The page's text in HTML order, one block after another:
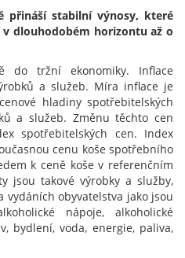
přináší stabilní výnosy, které
dlouhodobém horizontu až o
do tržní ekonomiky. Inflace
a služeb. Míra inflace je
hladiny spotřebitelských
a služeb. Změnu těchto cen
spotřebitelských cen. Index
cenu koše spotřebního
k ceně koše v referenčním
jsou takové výrobky a služby,
obyvatelstva jako jsou
nápoje, alkoholické
bydlení, voda, energie, paliva,